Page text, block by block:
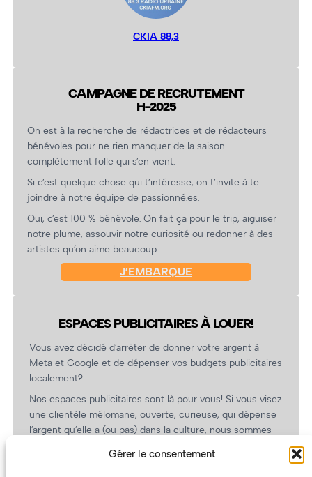
Gérer le consentement
CKIA 88,3
CAMPAGNE DE RECRUTEMENT
H-2025
On est à la recherche de rédactrices et de rédacteurs
bénévoles pour ne rien manquer de la saison
complètement folle qui s’en vient.
Si c’est quelque chose qui t’intéresse, on t’invite à te
joindre à notre équipe de passionné.es.
Oui, c’est 100 % bénévole. On fait ça pour le trip, aiguiser
notre plume, assouvir notre curiosité ou redonner à des
artistes qu’on aime beaucoup.
J’EMBARQUE
ESPACES PUBLICITAIRES À LOUER!
Vous avez décidé d’arrêter de donner votre argent à
Meta et Google et de dépenser vos budgets publicitaires
localement?
Nos espaces publicitaires sont là pour vous! Si vous visez
une clientèle mélomane, ouverte, curieuse, qui dépense
l’argent qu’elle a (ou pas) dans la culture, nous sommes